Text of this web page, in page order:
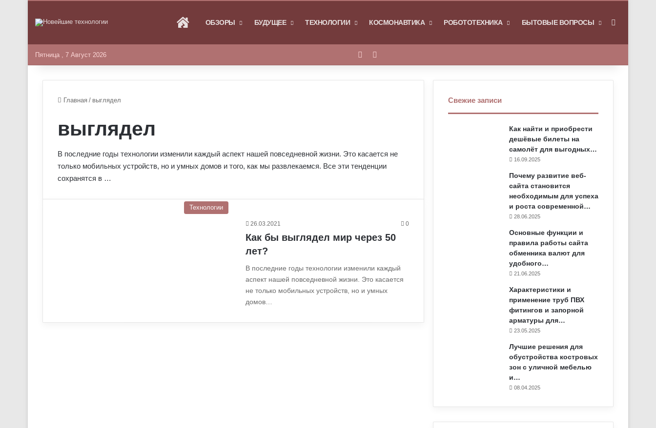
ГЛАВНАЯОБЗОРЫ БУДУЩЕЕ ТЕХНОЛОГИИ КОСМОНАВТИКА РОБОТОТЕХНИКА БЫТОВЫЕ ВОПРОСЫ
Пятница , 7 Август 2026 Войти
Главная / выглядел
выглядел
В последние годы технологии изменили каждый аспект нашей повседневной жизни. Это касается не
только мобильных устройств, но и умных домов и того, как мы развлекаемся. Все эти тенденции
сохранятся в …
Технологии
26.03.2021 0
Как бы выглядел мир через 50
лет?
В последние годы технологии изменили каждый
аспект нашей повседневной жизни. Это касается
не только мобильных устройств, но и умных
домов…
Свежие записи
Как найти и приобрести
дешёвые билеты на
самолёт для выгодных…
16.09.2025
Почему развитие веб-
сайта становится
необходимым для успеха
и роста современной…
28.06.2025
Основные функции и
правила работы сайта
обменника валют для
удобного…
21.06.2025
Характеристики и
применение труб ПВХ
фитингов и запорной
арматуры для…
23.05.2025
Лучшие решения для
обустройства костровых
зон с уличной мебелью
и…
08.04.2025